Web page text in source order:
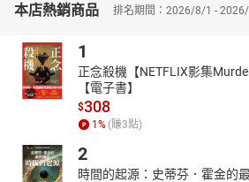
本店熱銷商品 排名期間：2026/8/1 -
1
正念殺機【NETFLIX影集
【電子書】
$308
1% (賺3點)
2
時間的起源：史蒂芬．霍金的